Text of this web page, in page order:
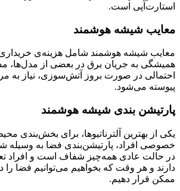
استارت‌آپی است.
معایب شیشه هوشمند
معایب شیشه هوشمند شامل هزینه‌ی خریداری
همیشگی به جریان برق در بعضی از مدل‌ها،
احتمالی در صورت بروز آتش‌سوزی، نیاز به
پیوسته می‌شود.
پارتیشن بندی شیشه هوشمند
یکی از بهترین آلترناتیوها، برای بخش‌بندی
خصوصی افراد‌، پارتیشن‌بندی فضا به
در حالت عادی همه‌چیز شفاف است و افراد
دارند و هر وقت که بخواهیم می‌توانیم فضا
ممکن قرار دهیم.